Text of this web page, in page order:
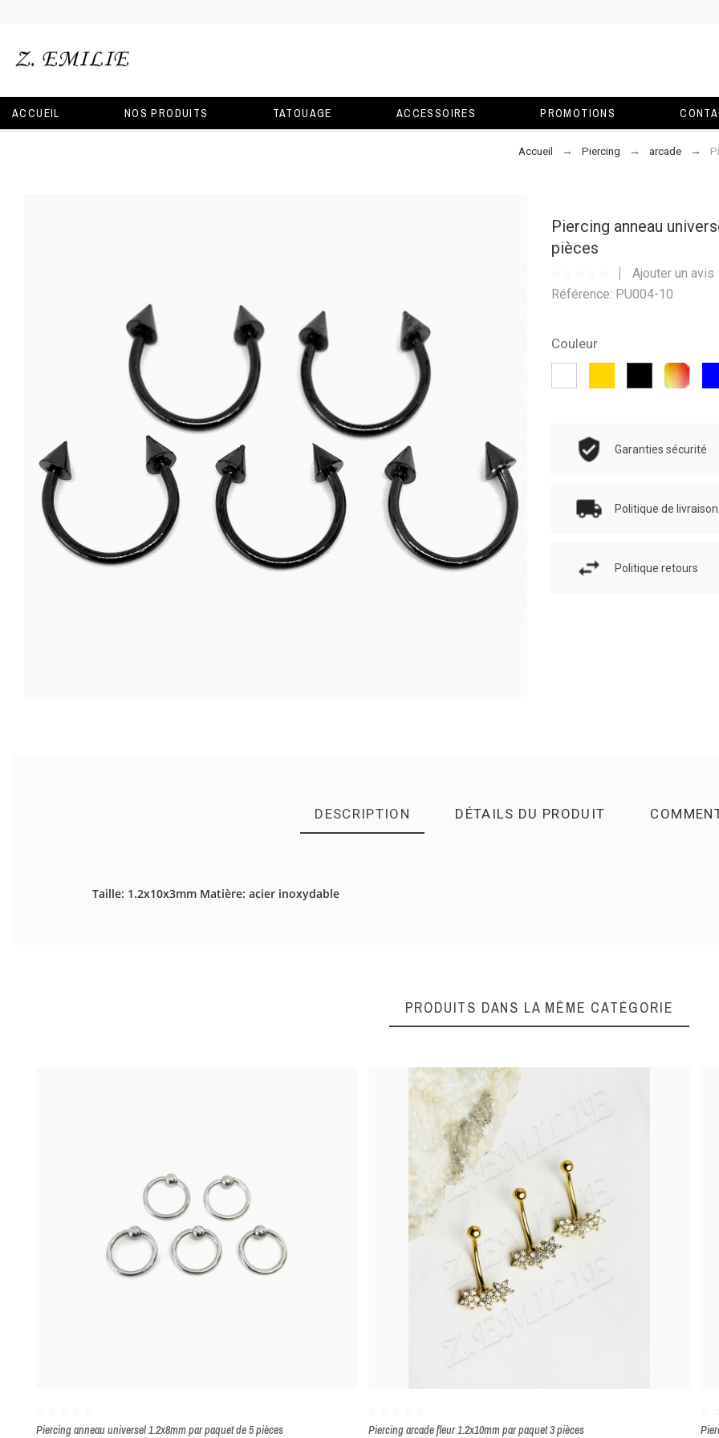
ACCUEIL NOS PRODUITS TATOUAGE ACCESSOIRES PROMOTIONS
Accueil Piercing arcade
Piercing anneau
pièces
Ajouter un avis
Référence: PU004-10
Couleur
Garanties sécurité
Politique de livraison
Politique retours
DESCRIPTION DÉTAILS DU PRODUIT
Taille: 1.2x10x3mm Matière: acier inoxydable
Il n'y a pas d'avis en ce moment.
PRODUITS DANS LA MÊME CATÉGORIE
Piercing anneau universel 1.2x8mm par paquet de 5 pièces Piercing arcade fleur 1.2x10mm par paquet 3 pièces